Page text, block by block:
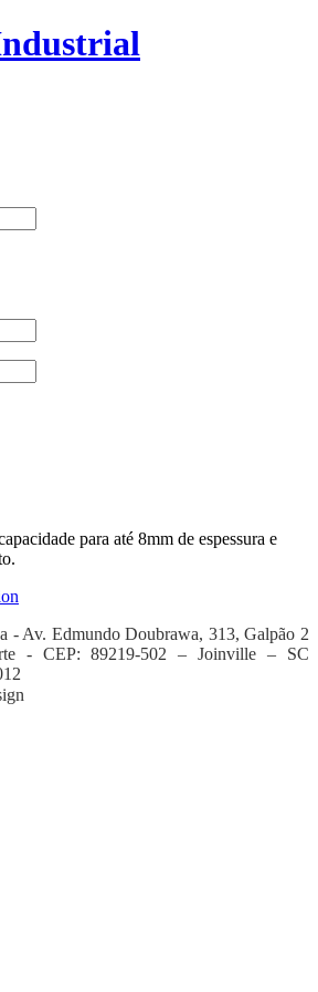
para até 8mm de espessura e
- Av. Edmundo Doubrawa, 313, Galpão 2
- CEP: 89219-502 – Joinville – SC